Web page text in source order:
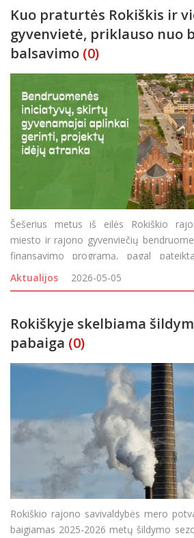
Kuo praturtės Rokiškis ir
gyvenvietė, priklauso nuo
balsavimo (0)
Šešerius metus iš eilės Rokiškio
miesto ir rajono gyvenviečių
finansavimo programą, pagal
idėjoms-laimėtojoms skirdama po 20
Simboliška: 6-aisiais
Aktualijos 2026-05-05
Rokiškyje skelbiama
pabaiga (0)
Rokiškio rajono savivaldybės mero
baigiamas 2025-2026 metų šildymo